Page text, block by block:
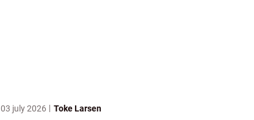
03 july 2026 Toke Larsen